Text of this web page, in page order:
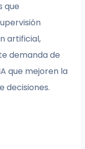
que
artificial,
demanda de
que mejoren la
decisiones.